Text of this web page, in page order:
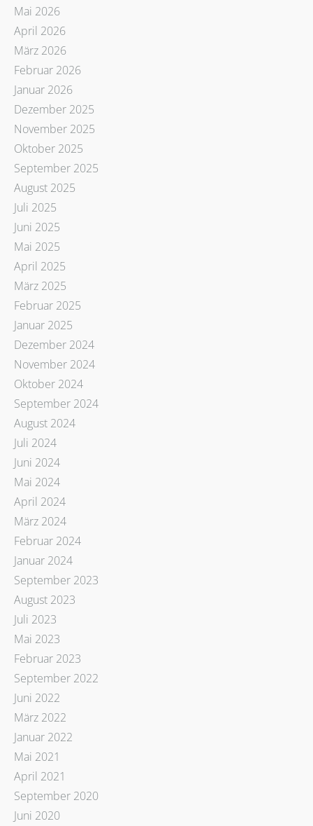
Mai 2026
April 2026
März 2026
Februar 2026
Januar 2026
Dezember 2025
November 2025
Oktober 2025
September 2025
August 2025
Juli 2025
Juni 2025
Mai 2025
April 2025
März 2025
Februar 2025
Januar 2025
Dezember 2024
November 2024
Oktober 2024
September 2024
August 2024
Juli 2024
Juni 2024
Mai 2024
April 2024
März 2024
Februar 2024
Januar 2024
September 2023
August 2023
Juli 2023
Mai 2023
Februar 2023
September 2022
Juni 2022
März 2022
Januar 2022
Mai 2021
April 2021
September 2020
Juni 2020